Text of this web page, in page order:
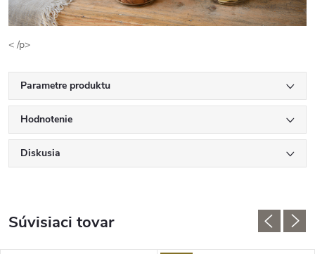
< /p>
Parametre produktu
Hodnotenie
Diskusia
Súvisiaci tovar